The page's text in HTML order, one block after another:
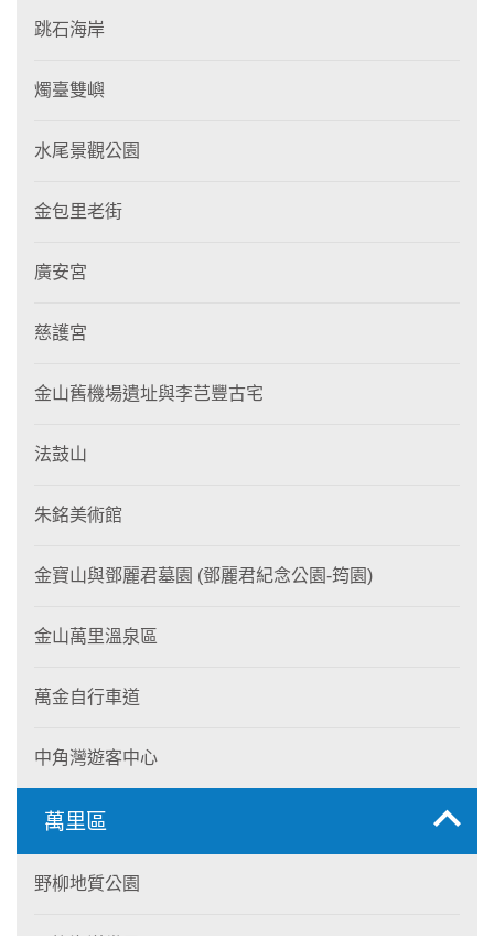
跳石海岸
燭臺雙嶼
水尾景觀公園
金包里老街
廣安宮
慈護宮
金山舊機場遺址與李芑豐古宅
法鼓山
朱銘美術館
金寶山與鄧麗君墓園 (鄧麗君紀念公園-筠園)
金山萬里溫泉區
萬金自行車道
中角灣遊客中心
萬里區
野柳地質公園